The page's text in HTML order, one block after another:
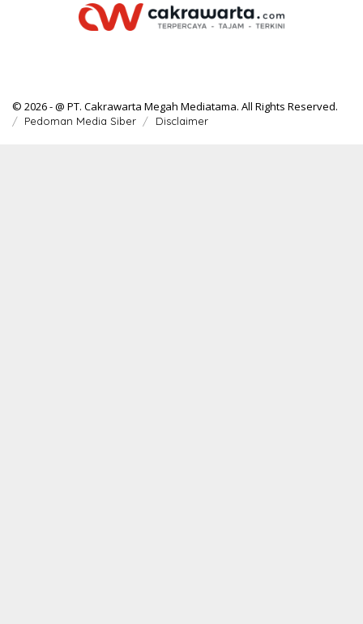
© 2026 - @ PT. Cakrawarta Megah Mediatama. All Rights Reserved.
Pedoman Media Siber Disclaimer